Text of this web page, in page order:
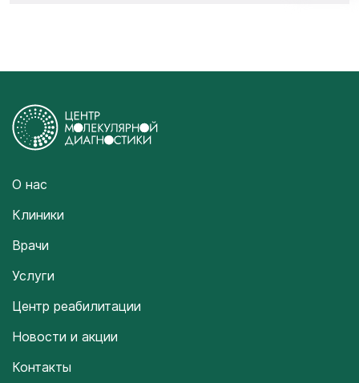
О нас
Клиники
Врачи
Услуги
Центр реабилитации
Новости и акции
Контакты